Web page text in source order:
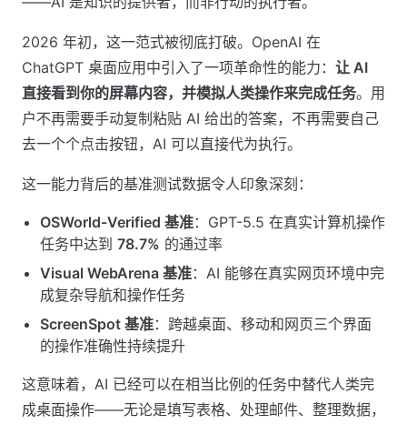
2026 年初，这一范式被彻底打破。OpenAI 在
ChatGPT 桌面应用中引入了一项革命性的能力： 让 AI
直接看到你的屏幕内容，并模拟人类操作来完成任务。用
户不再需要手动复制粘贴 AI 给出的答案，不再需要自己
去一个个点击按钮，AI 可以直接代为执行。
这一能力背后的基准测试数据令人印象深刻：
OSWorld-Verified 基准：GPT-5.5 在真实计算机操作
任务中达到 78.7% 的通过率
Visual WebArena 基准：AI 能够在真实网页环境中完
成复杂导航和操作任务
ScreenSpot 基准：跨越桌面、移动和网页三个界面
的操作准确性持续提升
这意味着，AI 已经可以在相当比例的任务中替代人类完
成桌面操作——无论是填写表格、处理邮件、整理数据，